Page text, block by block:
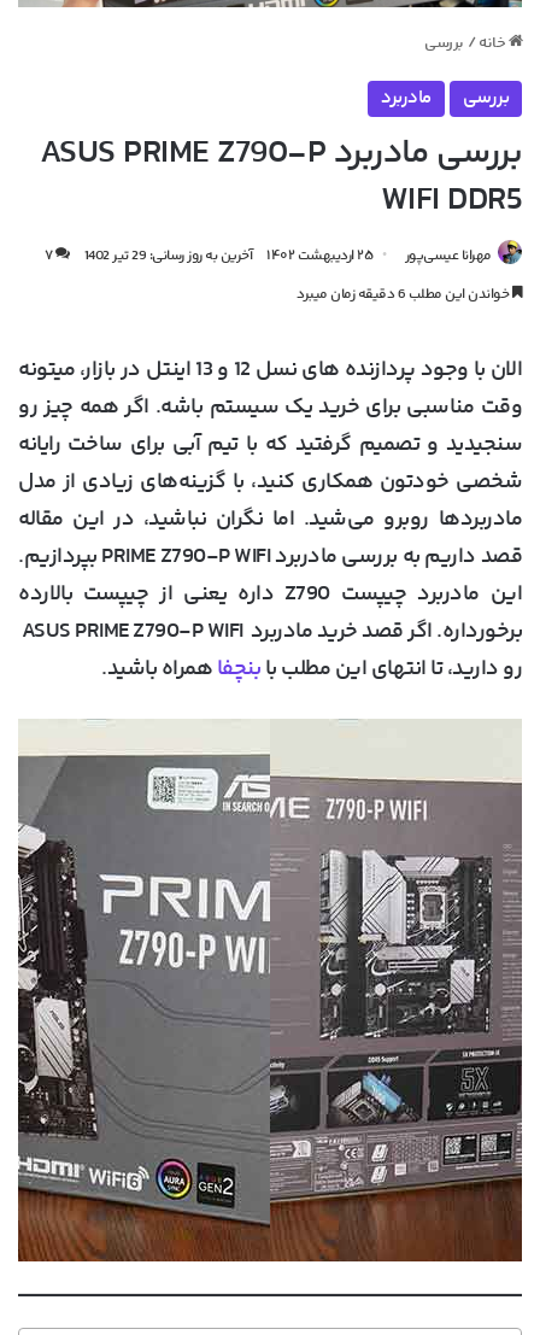
خانه / بررسی
بررسی مادربرد
بررسی مادربرد ASUS PRIME Z790-P
WIFI DDR5
مهرانا عیسی‌پور ۲۵ اردیبهشت ۱۴۰۲ آخرین به روز رسانی: 29 تیر 1402
۷
خواندن این مطلب 6 دقیقه زمان میبرد
الان با وجود پردازنده های نسل 12 و 13 اینتل در بازار، میتونه
وقت مناسبی برای خرید یک سیستم باشه. اگر همه چیز رو
سنجیدید و تصمیم گرفتید که با تیم آبی برای ساخت رایانه
شخصی خودتون همکاری کنید، با گزینه‌های زیادی از مدل
مادربردها روبرو می‌شید. اما نگران نباشید، در این مقاله
قصد داریم به بررسی مادربرد PRIME Z790-P WIFI بپردازیم.
این مادربرد چیپست Z790 داره یعنی از چیپست بالارده
رو دارید، تا انتهای این مطلب بابنچفاهمراه باشید.